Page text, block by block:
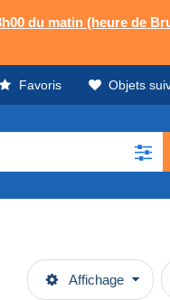
du matin (heure de
Favoris Objets
Affichage